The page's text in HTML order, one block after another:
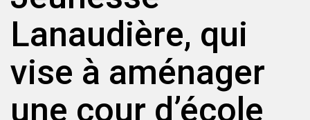
Lanaudière, qui
vise à aménager
une cour d’école